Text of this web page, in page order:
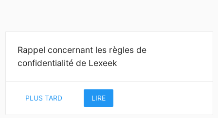
Rappel concernant les règles de
confidentialité de Lexeek
PLUS TARD LIRE